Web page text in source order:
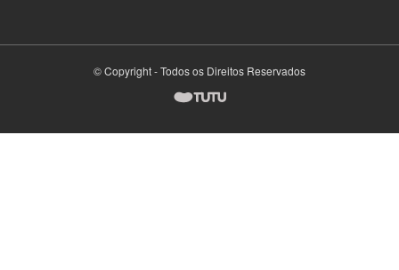
© Copyright - Todos os Direitos Reservados